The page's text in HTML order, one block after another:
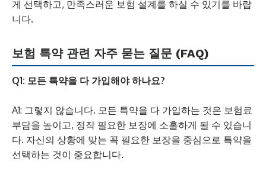
게 선택하고, 만족스러운 보험 설계를 하실 수 있기를 바랍
니다.
보험 특약 관련 자주 묻는 질문 (FAQ)
Q1: 모든 특약을 다 가입해야 하나요?
A1: 그렇지 않습니다. 모든 특약을 다 가입하는 것은 보험료
부담을 높이고, 정작 필요한 보장에 소홀하게 될 수 있습니
다. 자신의 상황에 맞는 꼭 필요한 보장을 중심으로 특약을
선택하는 것이 중요합니다.